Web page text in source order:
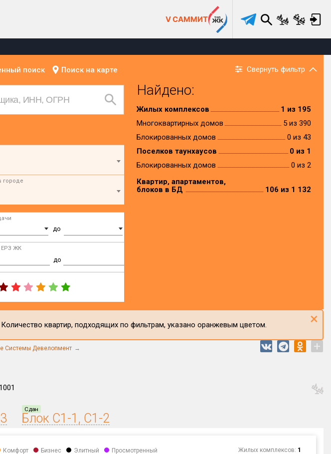
V САММИТ
поиск Поиск на карте Свернуть фильтр
городе
до
ЕРЗ ЖК
до
Найдено:
Жилых комплексов
1 из 195
Многоквартирных домов
5 из 390
Блокированных домов
0 из 43
Поселков таунхаусов
0 из 1
Блокированных домов
0 из 2
Квартир, апартаментов,
блоков в БД
106 из 1 132
квартир, подходящих по фильтрам, указано оранжевым цветом. ×
Системы Девелопмент +
Сдан
Блок С1-1, С1-2
Комфорт Бизнес Элитный Просмотренный Жилых комплексов: 1